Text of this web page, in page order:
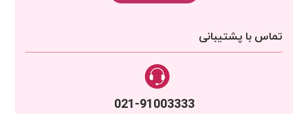
تماس با پشتیبانی
021-91003333